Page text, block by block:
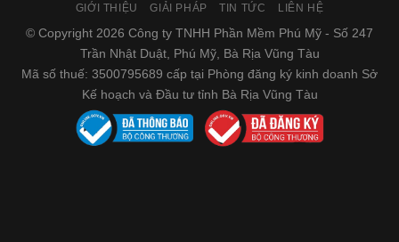
GIỚI THIỆU GIẢI PHÁP TIN TỨC LIÊN HỆ
© Copyright 2026 Công ty TNHH Phần Mềm Phú Mỹ - Số 247
Trần Nhật Duật, Phú Mỹ, Bà Rịa Vũng Tàu
Mã số thuế: 3500795689 cấp tại Phòng đăng ký kinh doanh Sở
Kế hoạch và Đầu tư tỉnh Bà Rịa Vũng Tàu